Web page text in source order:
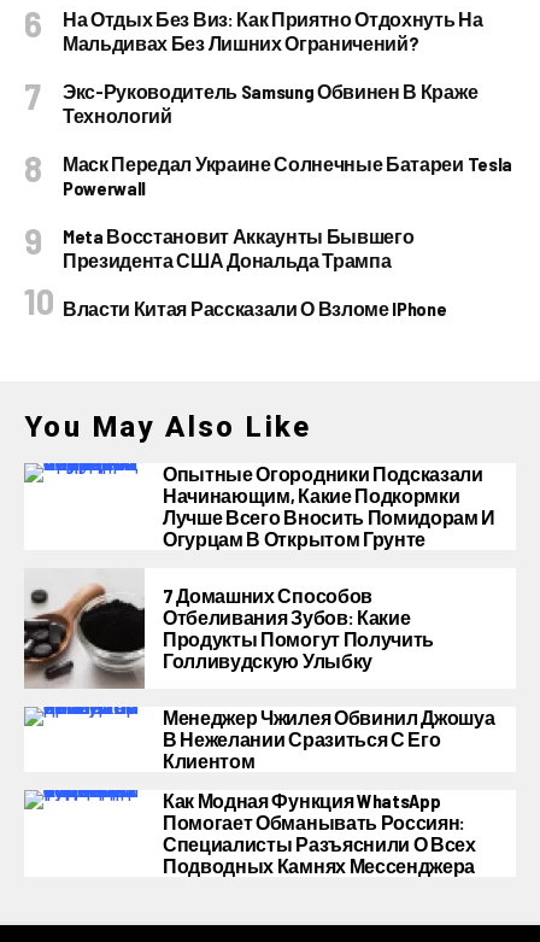
На Отдых Без Виз: Как Приятно Отдохнуть На
Мальдивах Без Лишних Ограничений?
Экс-Руководитель Samsung Обвинен В Краже
Технологий
Маск Передал Украине Солнечные Батареи Tesla
Powerwall
Meta Восстановит Аккаунты Бывшего
Президента США Дональда Трампа
Власти Китая Рассказали О Взломе IPhone
You May Also Like
Опытные Огородники Подсказали
Начинающим, Какие Подкормки
Лучше Всего Вносить Помидорам И
Огурцам В Открытом Грунте
7 Домашних Способов
Отбеливания Зубов: Какие
Продукты Помогут Получить
Голливудскую Улыбку
Менеджер Чжилея Обвинил Джошуа
В Нежелании Сразиться С Его
Клиентом
Как Модная Функция WhatsApp
Помогает Обманывать Россиян:
Специалисты Разъяснили О Всех
Подводных Камнях Мессенджера